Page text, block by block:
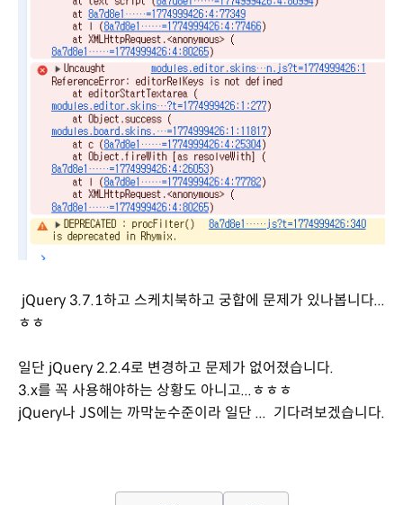
jQuery 3.7.1하고 스케치북하고 궁합에 문제가 있나봅니다...
ㅎㅎ
일단 jQuery 2.2.4로 변경하고 문제가 없어졌습니다.
3.x를 꼭 사용해야하는 상황도 아니고...ㅎㅎㅎ
jQuery나 JS에는 까막눈수준이라 일단 ... 기다려보겠습니다.